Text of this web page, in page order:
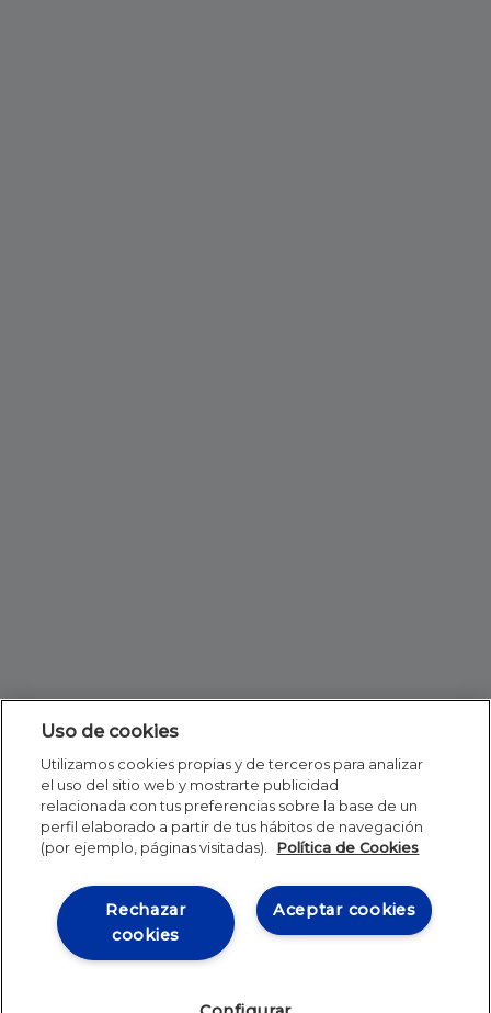
Uso de cookies
Utilizamos cookies propias y de terceros para analizar
el uso del sitio web y mostrarte publicidad
relacionada con tus preferencias sobre la base de un
perfil elaborado a partir de tus hábitos de navegación
(por ejemplo, páginas visitadas).
Política de Cookies
Aceptar cookies
Rechazar
cookies